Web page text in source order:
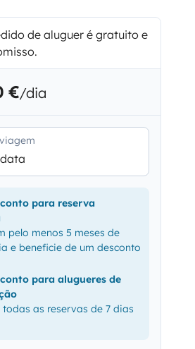
de aluguer é gratuito e
€/dia
para reserva
pelo menos 5 meses de
e beneficie de um desconto
para alugueres de
as reservas de 7 dias